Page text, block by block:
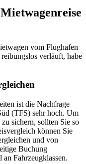
vom Flughafen
verläuft, habe
ist die Nachfrage
(TFS) sehr hoch. Um
sichern, sollten Sie so
können Sie
und von
Buchung
Fahrzeugklassen.